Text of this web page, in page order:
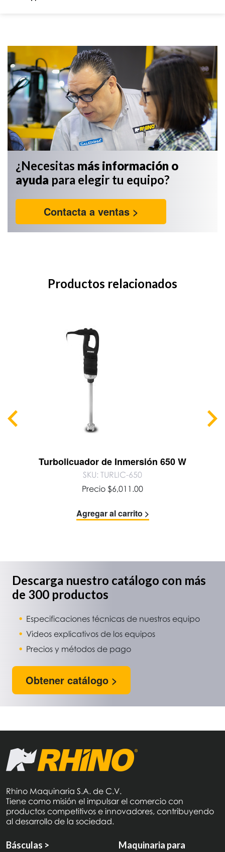
¿Necesitas más información o
ayuda para elegir tu equipo?
Contacta a ventas >
Productos relacionados
Turbolicuador de Inmersión 650 W
SKU: TURLIC-650
Precio $6,011.00
Agregar al carrito >
Descarga nuestro catálogo con más
de 300 productos
Especificaciones técnicas de nuestros equipo
Videos explicativos de los equipos
Precios y métodos de pago
Obtener catálogo >
Rhino Maquinaria S.A. de C.V.
Tiene como misión el impulsar el comercio con
productos competitivos e innovadores, contribuyendo
al desarrollo de la sociedad.
Básculas >
Maquinaria para